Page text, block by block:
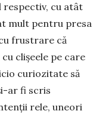
respectiv, cu atât
mult pentru presa
frustrare că
clișeele pe care
curiozitate să
ar fi scris
rele, uneori